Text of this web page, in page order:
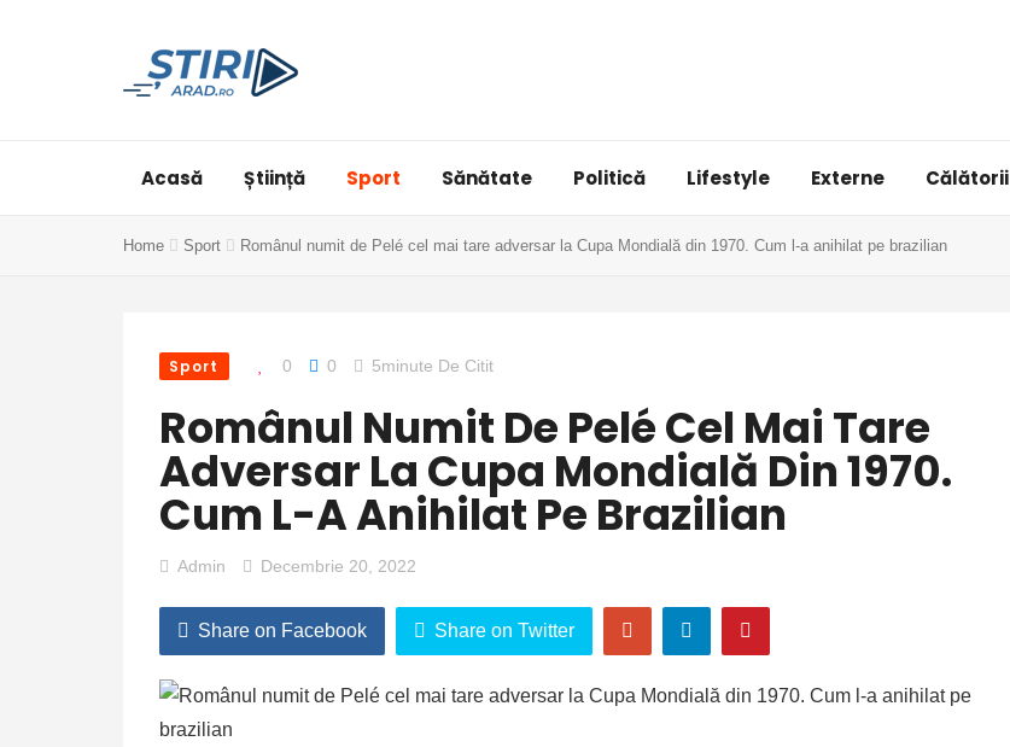
Acasă Știință Sport Sănătate Politică Lifestyle Externe Călătorii
Home Sport Românul numit de Pelé cel mai tare adversar la Cupa Mondială din 1970. Cum l-a anihilat pe brazilian
Sport 0 0 5minute De Citit
Românul Numit De Pelé Cel Mai Tare
Adversar La Cupa Mondială Din 1970.
Cum L-A Anihilat Pe Brazilian
Admin Decembrie 20, 2022
Share on Facebook Share on Twitter